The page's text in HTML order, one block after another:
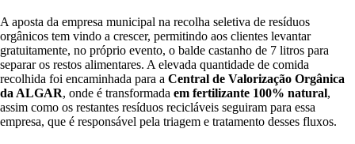
A aposta da empresa municipal na recolha seletiva de resíduos
orgânicos tem vindo a crescer, permitindo aos clientes levantar
gratuitamente, no próprio evento, o balde castanho de 7 litros para
separar os restos alimentares. A elevada quantidade de comida
recolhida foi encaminhada para a Central de Valorização Orgânica
da ALGAR, onde é transformada em fertilizante 100% natural,
assim como os restantes resíduos recicláveis seguiram para essa
empresa, que é responsável pela triagem e tratamento desses fluxos.